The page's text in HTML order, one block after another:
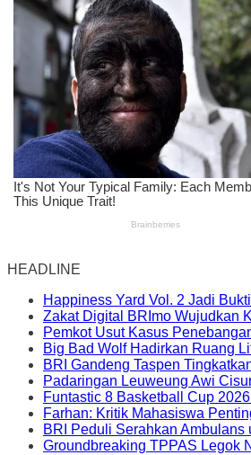
HEADLINE
Happiness Yard Vol. 2 Jadi
Zakat Digital BRImo Wujudkan
Pemkot Usut Kasus
Big Bad Wolf Hadirkan Ruang
BRI Gandeng Taspen
Padaringan Leuweung Awi
Funtastic 8 Basketball Cup
Farhan: Kritik Mahasiswa
BRI Peduli Serahkan
Groundbreaking TPPAS Legok